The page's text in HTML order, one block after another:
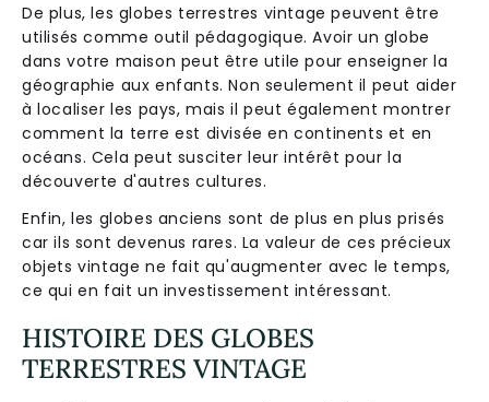
De plus, les globes terrestres vintage peuvent être
utilisés comme outil pédagogique. Avoir un globe
dans votre maison peut être utile pour enseigner la
géographie aux enfants. Non seulement il peut aider
à localiser les pays, mais il peut également montrer
comment la terre est divisée en continents et en
océans. Cela peut susciter leur intérêt pour la
découverte d'autres cultures.
Enfin, les globes anciens sont de plus en plus prisés
car ils sont devenus rares. La valeur de ces précieux
objets vintage ne fait qu'augmenter avec le temps,
ce qui en fait un investissement intéressant.
HISTOIRE DES GLOBES
TERRESTRES VINTAGE